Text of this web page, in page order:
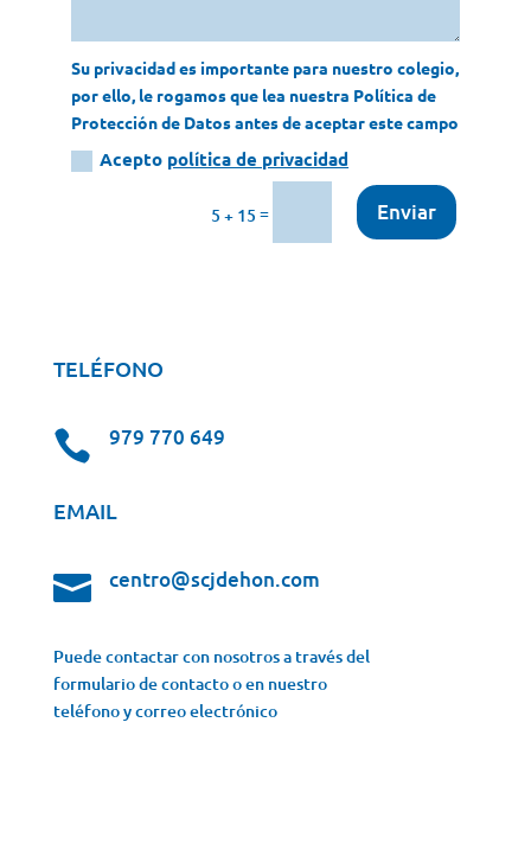
Su privacidad es importante para nuestro colegio,
por ello, le rogamos que lea nuestra Política de
Protección de Datos antes de aceptar este campo
Acepto política de privacidad
5 + 15 = Enviar
TELÉFONO
 979 770 649
EMAIL
 centro@scjdehon.com
Puede contactar con nosotros a través del
formulario de contacto o en nuestro
teléfono y correo electrónico